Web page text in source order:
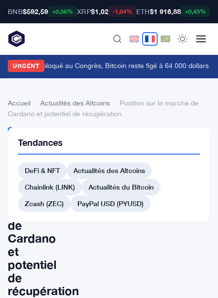
BNB$592,59 +0,36% XRP$1,02 -1,04% ETH$1 916,88 +0,45%
URGENT
Clarity Act bloqué au Congrès, Bitcoin reste figé à 64 000 dollars·Un
Accueil Actualités des Altcoins
Position sur le marché de
Cardano et potentiel de récupération
DES
ALTCOINS
Position
sur
marché
de
Cardano
et
potentiel
de
récupération
Tendances
DeFi & NFT
Actualités des Altcoins
Chainlink (LINK)
Actualités du Bitcoin
Zcash (ZEC)
PayPal USD (PYUSD)